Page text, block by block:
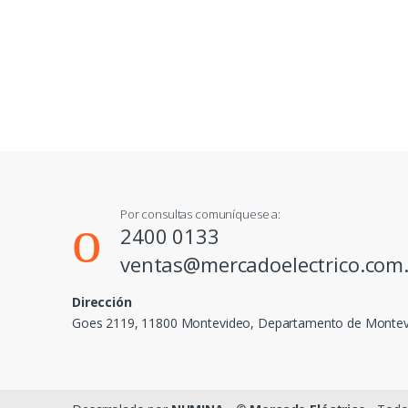
Por consultas comuníquese a:
2400 0133
Dirección
Goes 2119, 11800 Montevideo, Departamento de